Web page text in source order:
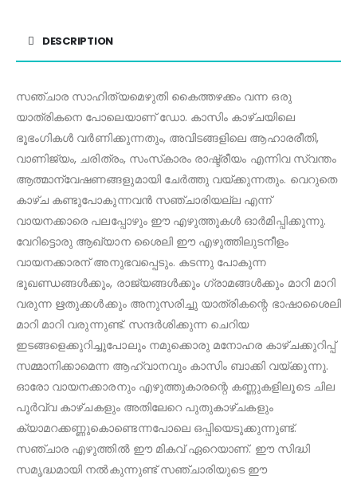
DESCRIPTION
സഞ്ചാര സാഹിത്യമെഴുതി കൈത്തഴക്കം വന്ന ഒരു
യാത്രികനെ പോലെയാണ് ഡോ. കാസിം കാഴ്ചയിലെ
ഭൂഭംഗികൾ വർണിക്കുന്നതും, അവിടങ്ങളിലെ ആഹാരരീതി,
വാണിജ്യം, ചരിത്രം, സംസ്‌കാരം രാഷ്ട്രീയം എന്നിവ സ്വന്തം
ആത്മാന്വേഷണങ്ങളുമായി ചേർത്തു വയ്ക്കുന്നതും. വെറുതെ
കാഴ്ച കണ്ടുപോകുന്നവൻ സഞ്ചാരിയല്ല എന്ന്
വായനക്കാരെ പലപ്പോഴും ഈ എഴുത്തുകൾ ഓർമിപ്പിക്കുന്നു.
വേറിട്ടൊരു ആഖ്യാന ശൈലി ഈ എഴുത്തിലുടനീളം
വായനക്കാരന് അനുഭവപ്പെടും. കടന്നു പോകുന്ന
ഭൂഖണ്ഡങ്ങൾക്കും, രാജ്യങ്ങൾക്കും ഗ്രാമങ്ങൾക്കും മാറി മാറി
വരുന്ന ഋതുക്കൾക്കും അനുസരിച്ചു യാത്രികന്റെ ഭാഷാശൈലി
മാറി മാറി വരുന്നുണ്ട്. സന്ദർശിക്കുന്ന ചെറിയ
ഇടങ്ങളെക്കുറിച്ചുപോലും നമുക്കൊരു മനോഹര കാഴ്ചക്കുറിപ്പ്
സമ്മാനിക്കാമെന്ന ആഹ്വാനവും കാസിം ബാക്കി വയ്ക്കുന്നു.
ഓരോ വായനക്കാരനും എഴുത്തുകാരന്റെ കണ്ണുകളിലൂടെ ചില
പൂർവ്വ കാഴ്ചകളും അതിലേറെ പുതുകാഴ്ചകളും
ക്യാമറക്കണ്ണുകൊണ്ടെന്നപോലെ ഒപ്പിയെടുക്കുന്നുണ്ട്.
സഞ്ചാര എഴുത്തിൽ ഈ മികവ് ഏറെയാണ്. ഈ സിദ്ധി
സമൃദ്ധമായി നൽകുന്നുണ്ട് സഞ്ചാരിയുടെ ഈ